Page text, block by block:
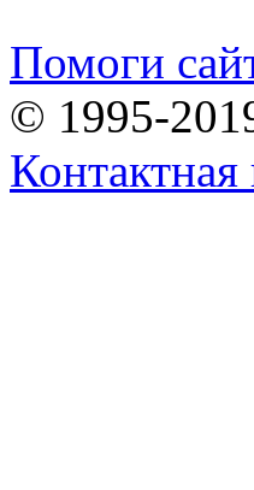
Помоги
© 1995-